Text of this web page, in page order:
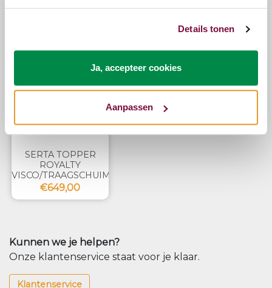
Details tonen
Ja, accepteer cookies
Aanpassen
SERTA TOPPER
ROYALTY
VISCO/TRAAGSCHUIM
€649,00
Kunnen we je helpen?
Onze klantenservice staat voor je klaar.
Klantenservice